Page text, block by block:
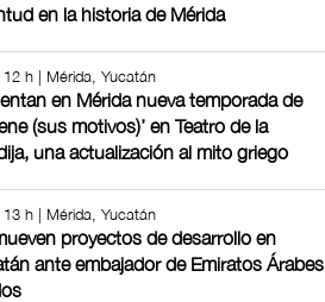
en la historia de Mérida
12 h | Mérida, Yucatán
en Mérida nueva temporada de
(sus motivos)’ en Teatro de la
una actualización al mito griego
13 h | Mérida, Yucatán
proyectos de desarrollo en
ante embajador de Emiratos Árabes